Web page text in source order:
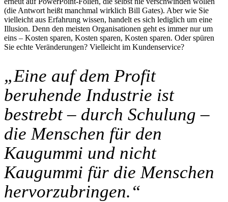
(die Antwort heißt manchmal wirklich Bill Gates). Aber wie Sie
vielleicht aus Erfahrung wissen, handelt es sich lediglich um eine
Illusion. Denn den meisten Organisationen geht es immer nur um
eins – Kosten sparen, Kosten sparen, Kosten sparen. Oder spüren
Sie echte Veränderungen? Vielleicht im Kundenservice?
„Eine auf dem Profit
beruhende Industrie ist
bestrebt – durch Schulung –
die Menschen für den
Kaugummi und nicht
Kaugummi für die Menschen
hervorzubringen.“